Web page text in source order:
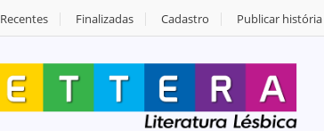
Recentes Finalizadas Cadastro Publicar história